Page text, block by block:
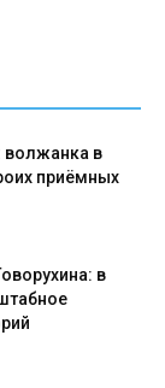
волжанка в
приёмных
в